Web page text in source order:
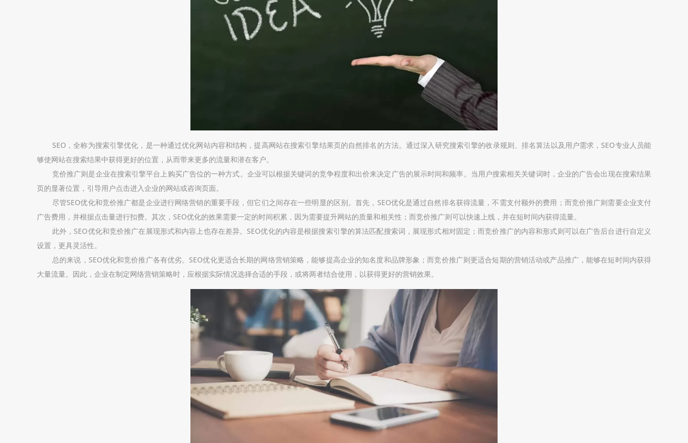
SEO，全称为搜索引擎优化，是一种通过优化网站内容和结构，提高网站在搜索引擎结果页的自然排名的方法。通过深入研究搜索引擎的收录规则、排名算法以及用户需求，SEO专业人员能
够使网站在搜索结果中获得更好的位置，从而带来更多的流量和潜在客户。
竞价推广则是企业在搜索引擎平台上购买广告位的一种方式。企业可以根据关键词的竞争程度和出价来决定广告的展示时间和频率。当用户搜索相关关键词时，企业的广告会出现在搜索结果
页的显著位置，引导用户点击进入企业的网站或咨询页面。
尽管SEO优化和竞价推广都是企业进行网络营销的重要手段，但它们之间存在一些明显的区别。首先，SEO优化是通过自然排名获得流量，不需支付额外的费用；而竞价推广则需要企业支付
广告费用，并根据点击量进行扣费。其次，SEO优化的效果需要一定的时间积累，因为需要提升网站的质量和相关性；而竞价推广则可以快速上线，并在短时间内获得流量。
此外，SEO优化和竞价推广在展现形式和内容上也存在差异。SEO优化的内容是根据搜索引擎的算法匹配搜索词，展现形式相对固定；而竞价推广的内容和形式则可以在广告后台进行自定义
设置，更具灵活性。
总的来说，SEO优化和竞价推广各有优劣。SEO优化更适合长期的网络营销策略，能够提高企业的知名度和品牌形象；而竞价推广则更适合短期的营销活动或产品推广，能够在短时间内获得
大量流量。因此，企业在制定网络营销策略时，应根据实际情况选择合适的手段，或将两者结合使用，以获得更好的营销效果。